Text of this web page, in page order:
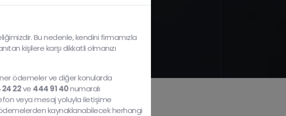
Bu nedenle, kendini firmamızla
kişilere karşı dikkatli olmanızı
ödemeler ve diğer konularda
24 22ve 444 91 40numaralı
veya mesaj yoluyla iletişime
kaynaklanabilecek herhangi